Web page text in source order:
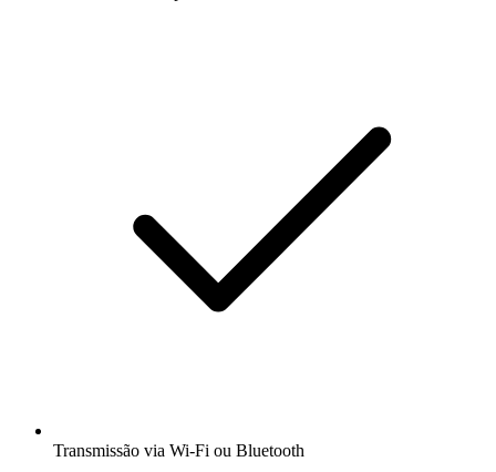
Transmissão via Wi-Fi ou Bluetooth